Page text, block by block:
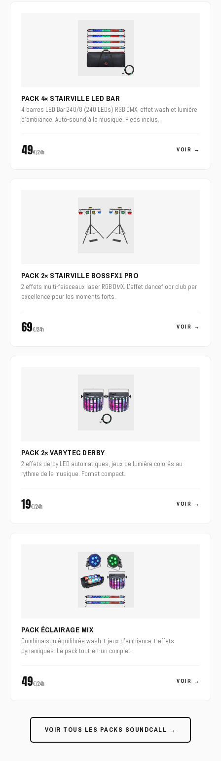
PACK 4× STAIRVILLE LED BAR
4 barres LED Bar 240/8 (240 LEDs) RGB DMX, effet wash et lumière
d'ambiance. Auto-sound à la musique. Pieds inclus.
49€/24h VOIR →
PACK 2× STAIRVILLE BOSSFX1 PRO
2 effets multi-faisceaux laser RGB DMX. L'effet dancefloor club par
excellence pour les moments forts.
69€/24h VOIR →
PACK 2× VARYTEC DERBY
2 effets derby LED automatiques, jeux de lumière colorés au
rythme de la musique. Format compact.
19€/24h VOIR →
PACK ÉCLAIRAGE MIX
Combinaison équilibrée wash + jeux d'ambiance + effets
dynamiques. Le pack tout-en-un complet.
49€/24h VOIR →
VOIR TOUS LES PACKS SOUNDCALL →